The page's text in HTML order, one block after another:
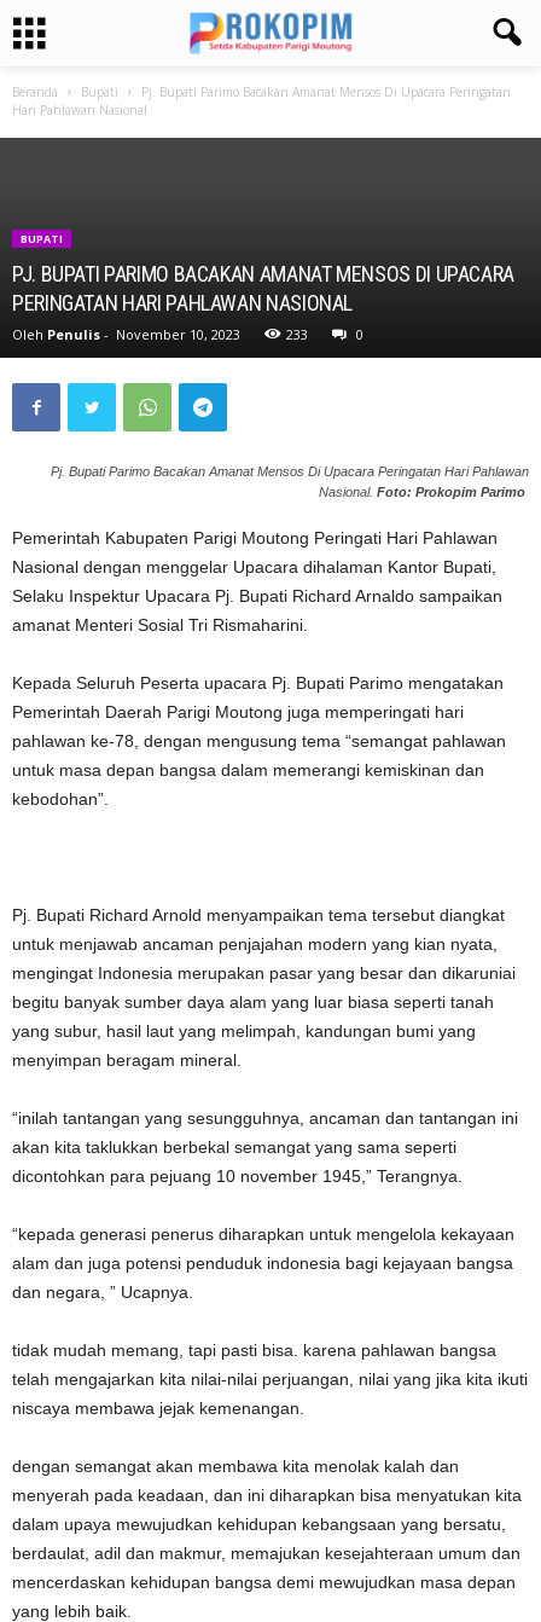
Beranda Bupati
Pj. Bupati Parimo Bacakan Amanat Mensos Di Upacara Peringatan
Hari Pahlawan Nasional
BUPATI
PJ. BUPATI PARIMO BACAKAN AMANAT MENSOS DI UPACARA
PERINGATAN HARI PAHLAWAN NASIONAL
Oleh Penulis - November 10, 2023 233 0
Pj. Bupati Parimo Bacakan Amanat Mensos Di Upacara Peringatan Hari Pahlawan
Nasional. Foto: Prokopim Parimo
Pemerintah Kabupaten Parigi Moutong Peringati Hari Pahlawan
Nasional dengan menggelar Upacara dihalaman Kantor Bupati,
Selaku Inspektur Upacara Pj. Bupati Richard Arnaldo sampaikan
amanat Menteri Sosial Tri Rismaharini.
Kepada Seluruh Peserta upacara Pj. Bupati Parimo mengatakan
Pemerintah Daerah Parigi Moutong juga memperingati hari
pahlawan ke-78, dengan mengusung tema “semangat pahlawan
untuk masa depan bangsa dalam memerangi kemiskinan dan
kebodohan”.
Pj. Bupati Richard Arnold menyampaikan tema tersebut diangkat
untuk menjawab ancaman penjajahan modern yang kian nyata,
mengingat Indonesia merupakan pasar yang besar dan dikaruniai
begitu banyak sumber daya alam yang luar biasa seperti tanah
yang subur, hasil laut yang melimpah, kandungan bumi yang
menyimpan beragam mineral.
“inilah tantangan yang sesungguhnya, ancaman dan tantangan ini
akan kita taklukkan berbekal semangat yang sama seperti
dicontohkan para pejuang 10 november 1945,” Terangnya.
“kepada generasi penerus diharapkan untuk mengelola kekayaan
alam dan juga potensi penduduk indonesia bagi kejayaan bangsa
dan negara, ” Ucapnya.
tidak mudah memang, tapi pasti bisa. karena pahlawan bangsa
telah mengajarkan kita nilai-nilai perjuangan, nilai yang jika kita ikuti
niscaya membawa jejak kemenangan.
dengan semangat akan membawa kita menolak kalah dan
menyerah pada keadaan, dan ini diharapkan bisa menyatukan kita
dalam upaya mewujudkan kehidupan kebangsaan yang bersatu,
berdaulat, adil dan makmur, memajukan kesejahteraan umum dan
mencerdaskan kehidupan bangsa demi mewujudkan masa depan
yang lebih baik.